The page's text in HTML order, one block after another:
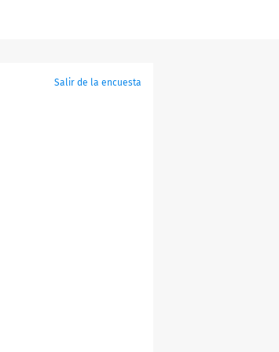
Salir de la encuesta